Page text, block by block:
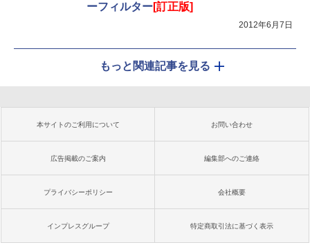
ーフィルター[訂正版]
2012年6月7日
もっと関連記事を見る
本サイトのご利用について お問い合わせ
広告掲載のご案内 編集部へのご連絡
プライバシーポリシー 会社概要
インプレスグループ 特定商取引法に基づく表示